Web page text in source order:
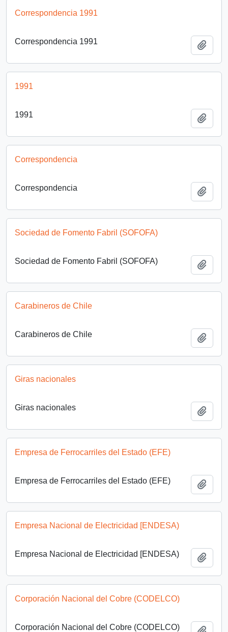
Correspondencia 1991
Correspondencia 1991
1991
1991
Correspondencia
Correspondencia
Sociedad de Fomento Fabril (SOFOFA)
Sociedad de Fomento Fabril (SOFOFA)
Carabineros de Chile
Carabineros de Chile
Giras nacionales
Giras nacionales
Empresa de Ferrocarriles del Estado (EFE)
Empresa de Ferrocarriles del Estado (EFE)
Empresa Nacional de Electricidad [ENDESA)
Empresa Nacional de Electricidad [ENDESA)
Corporación Nacional del Cobre (CODELCO)
Corporación Nacional del Cobre (CODELCO)